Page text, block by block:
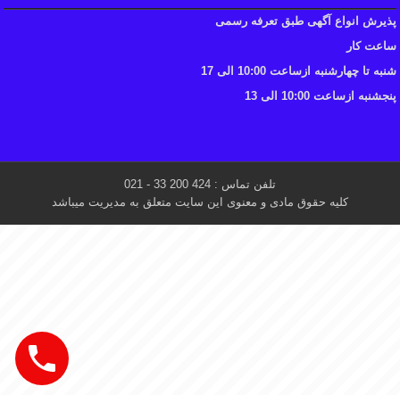
پذیرش انواع آگهی طبق تعرفه رسمی
ساعت کار
شنبه تا چهارشنبه ازساعت 10:00 الی 17
پنجشنبه ازساعت 10:00 الی 13
تلفن تماس : 424 200 33 - 021
کلیه حقوق مادی و معنوی این سایت متعلق به مدیریت میباشد